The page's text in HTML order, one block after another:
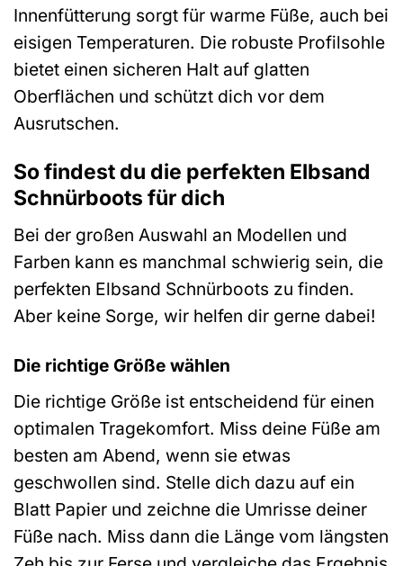
Innenfütterung sorgt für warme Füße, auch bei
eisigen Temperaturen. Die robuste Profilsohle
bietet einen sicheren Halt auf glatten
Oberflächen und schützt dich vor dem
Ausrutschen.
So findest du die perfekten Elbsand
Schnürboots für dich
Bei der großen Auswahl an Modellen und
Farben kann es manchmal schwierig sein, die
perfekten Elbsand Schnürboots zu finden.
Aber keine Sorge, wir helfen dir gerne dabei!
Die richtige Größe wählen
Die richtige Größe ist entscheidend für einen
optimalen Tragekomfort. Miss deine Füße am
besten am Abend, wenn sie etwas
geschwollen sind. Stelle dich dazu auf ein
Blatt Papier und zeichne die Umrisse deiner
Füße nach. Miss dann die Länge vom längsten